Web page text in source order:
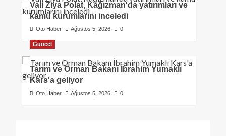
Vali Ziya Polat, Kağızman'da yatırımları ve
kamu kurumlarını inceledi
Oto Haber Ağustos 5, 2026 0
Güncel
Tarım ve Orman Bakanı İbrahim Yumaklı
Kars'a geliyor
Oto Haber Ağustos 5, 2026 0